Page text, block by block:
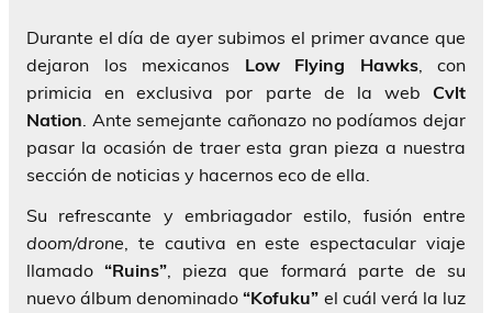
Durante el día de ayer subimos el primer avance que
dejaron los mexicanos Low Flying Hawks, con
primicia en exclusiva por parte de la web Cvlt
Nation. Ante semejante cañonazo no podíamos dejar
pasar la ocasión de traer esta gran pieza a nuestra
sección de noticias y hacernos eco de ella.
Su refrescante y embriagador estilo, fusión entre
doom/drone, te cautiva en este espectacular viaje
llamado“Ruins”, pieza que formará parte de su
nuevo álbum denominado“Kofuku” el cuál verá la luz